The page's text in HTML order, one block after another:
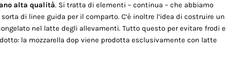
alta qualità. Si tratta di elementi – continua – che abbiamo
di linee guida per il comparto. C’è inoltre l’idea di costruire un
nel latte degli allevamenti. Tutto questo per evitare frodi e
la mozzarella dop viene prodotta esclusivamente con latte